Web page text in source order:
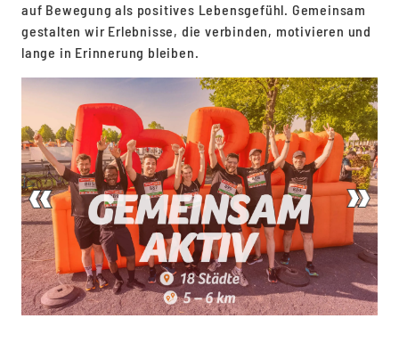
auf Bewegung als positives Lebensgefühl. Gemeinsam
gestalten wir Erlebnisse, die verbinden, motivieren und
lange in Erinnerung bleiben.